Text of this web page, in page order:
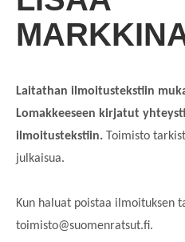
Laitathan ilmoitustekstiin
Lomakkeeseen kirjatut
ilmoitustekstiin. Toimisto
julkaisua.
Kun haluat poistaa ilmoituksen
toimisto@suomenratsut.fi.